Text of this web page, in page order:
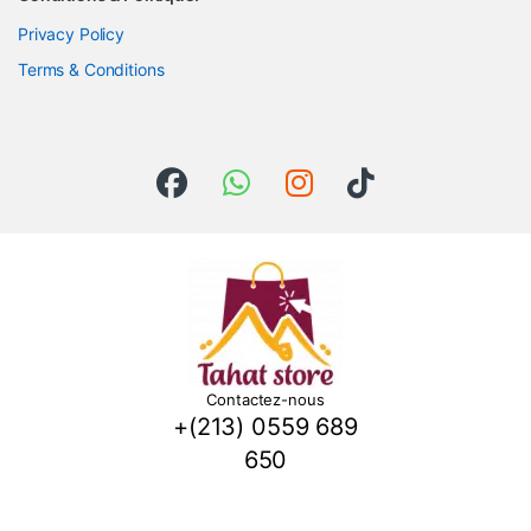
Privacy Policy
Terms & Conditions
Contactez-nous
+(213) 0559 689
650